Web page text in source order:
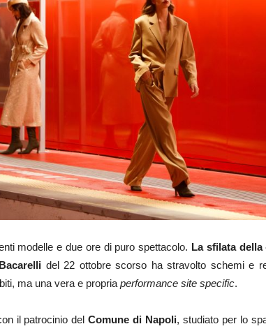
modelle e due ore di puro spettacolo. La sfilata
del 22 ottobre scorso ha stravolto schemi e
ma una vera e propria performance site specific.
il patrocinio delComune di Napoli, studiato per lo